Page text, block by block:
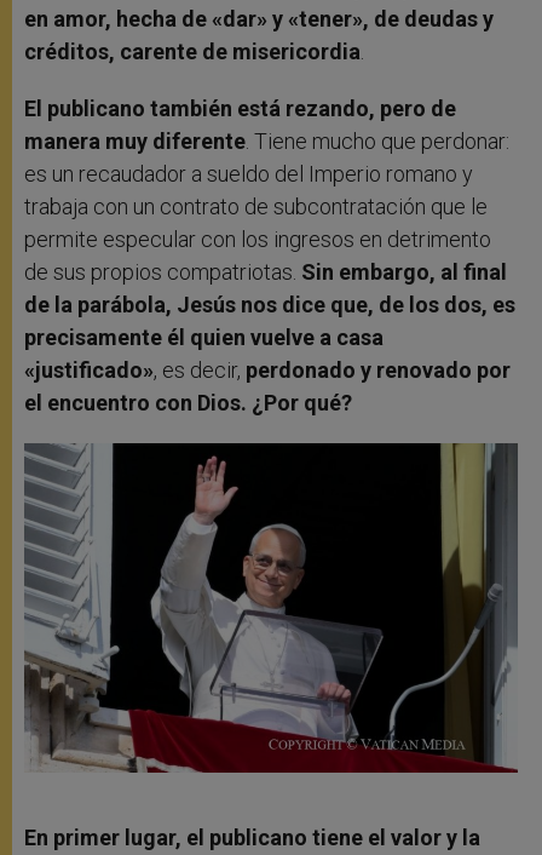
en amor, hecha de «dar» y «tener», de deudas y
créditos, carente de misericordia
El publicano también está rezando, pero de
manera muy diferente . Tiene mucho que perdonar:
es un recaudador a sueldo del Imperio romano y
trabaja con un contrato de subcontratación que le
permite especular con los ingresos en detrimento
de sus propios compatriotas. Sin embargo, al final
de la parábola, Jesús nos dice que, de los dos, es
precisamente él quien vuelve a casa
«justificado», es decir, perdonado y renovado por
el encuentro con Dios. ¿Por qué?
En primer lugar, el publicano tiene el valor y la